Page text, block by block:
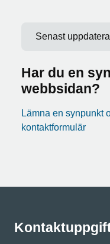
Senast
Har du en
webbsidan?
Lämna en synpunkt
kontaktformulär